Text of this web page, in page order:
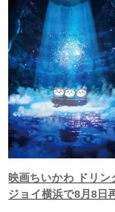
映画ちいかわ ドリン
ジョイ横浜で8月8日